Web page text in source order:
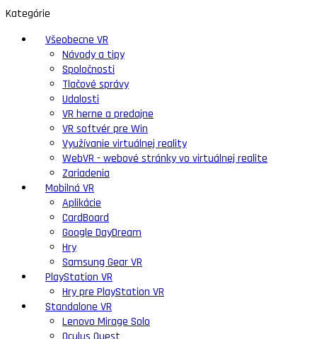
Kategórie
Všeobecne VR
Návody a tipy
Spoločnosti
Tlačové správy
Udalosti
VR herne a predajne
VR softvér pre Win
Využívanie virtuálnej reality
WebVR - webové stránky vo virtuálnej realite
Zariadenia
Mobilná VR
Aplikácie
CardBoard
Google DayDream
Hry
Samsung Gear VR
PlayStation VR
Hry pre PlayStation VR
Standalone VR
Lenovo Mirage Solo